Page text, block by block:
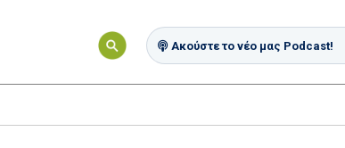
Ακούστε το νέο μας Podcast!